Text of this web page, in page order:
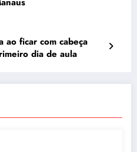
ao ficar com cabeça
dia de aula